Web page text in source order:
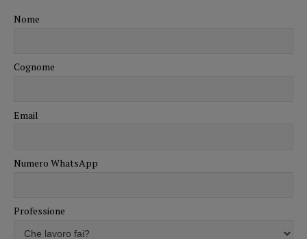
Nome
Cognome
Email
Numero WhatsApp
Professione